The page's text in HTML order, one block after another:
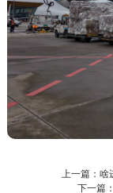
上一篇：
下一篇